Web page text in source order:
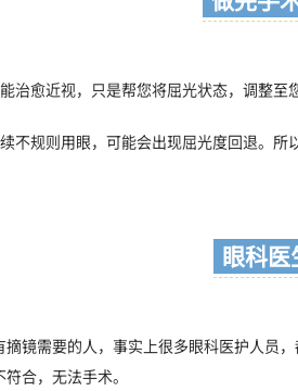
治愈近视，只是帮您将屈光状态，调整至
不规则用眼，可能会出现屈光度回退。所
眼科医
摘镜需要的人，事实上很多眼科医护人员
合，无法手术。